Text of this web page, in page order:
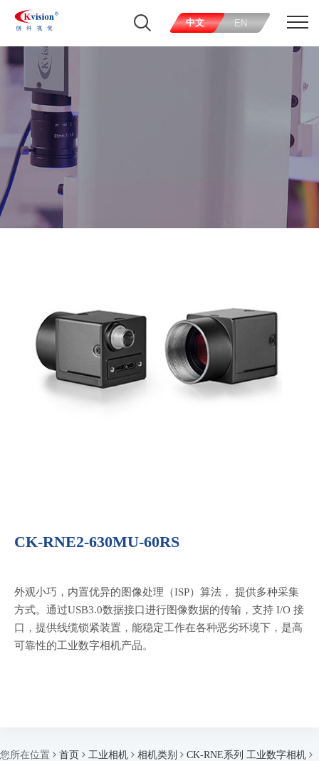
中文 EN
CK-RNE2-630MU-60RS
外观小巧，内置优异的图像处理（ISP）算法， 提供多种采集
方式。通过USB3.0数据接口进行图像数据的传输，支持 I/O 接
口，提供线缆锁紧装置，能稳定工作在各种恶劣环境下，是高
可靠性的工业数字相机产品。
您所在位置 首页 工业相机 相机类别
CK-RNE系列 工业数字相机